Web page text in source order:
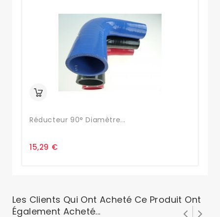
Réducteur 90° Diamètre...
15,29 €
Les Clients Qui Ont Acheté Ce Produit Ont
Également Acheté...